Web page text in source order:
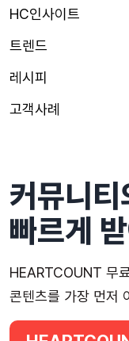
HC인사이트
트렌드
레시피
고객사례
커뮤니
빠르게
HEARTCOUNT 무
콘텐츠를 가장 먼저